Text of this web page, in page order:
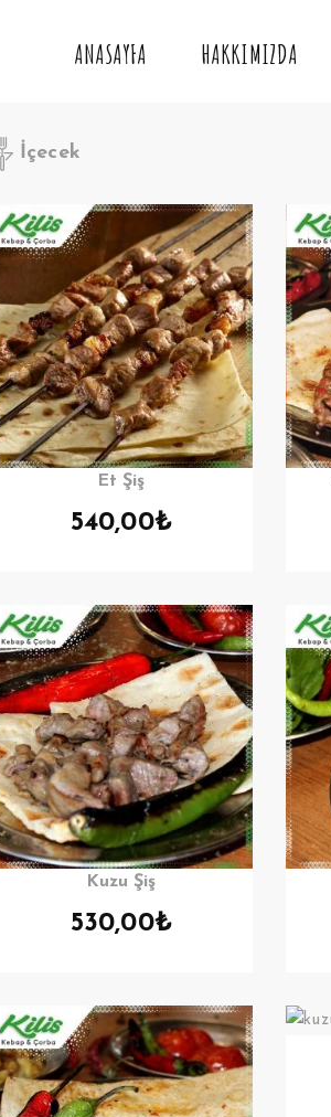
ANASAYFA HAKKIMIZDA
İçecek
Et Şiş
540,00₺
Kuzu Şiş
530,00₺